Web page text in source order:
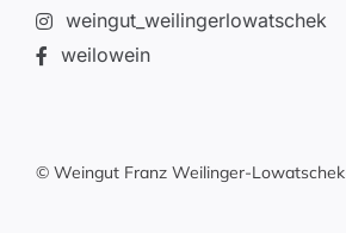
weingut_weilingerlowatschek
weilowein
© Weingut Franz Weilinger-Lowatschek